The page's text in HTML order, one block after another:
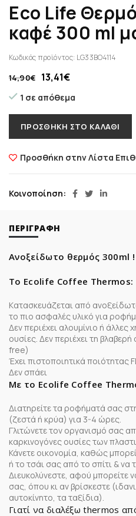
Eco Life
καφέ 300 ml
Κωδικός προϊόντος: LG33BO4114
14,90€ 13,41€
1 σε απόθεμα
ΠΡΟΣΘΉΚΗ ΣΤΟ ΚΑΛΆΘΙ
Προσθήκη στην Λίστα
Κοινοποίηση
ΠΕΡΙΓΡΑΦΉ
Ανοξείδωτο θερμός 300ml !
Το Εcolife Coffee Thermos:
Kατασκευάζεται από
το πιο ασφαλές υλικό για
Δεν περιέχει αλουμίνιο ή άλλες
ουσίες. Δεν περιέχει τη
free)
Έχει πιστοποιητικά ποιότητας
Δεν σπάει
Mε το Ecolife Coffee
Διατηρείτε τα ροφήματά σας
(ζεστά ή κρύα) για 3-4 ώρες.
Γλιτώνετε τον οργανισμό σας
καρκινογόνες ουσίες των
Κάνετε οικονομία, καθώς
ή το τσάι σας από το σπίτι & να
Διευκολύνεστε, αφού μπορείτε
σας, όπου κι αν βρίσκεστε
αυτοκίνητο, τα ταξίδια).
Γιατί να διαλέξω thermos